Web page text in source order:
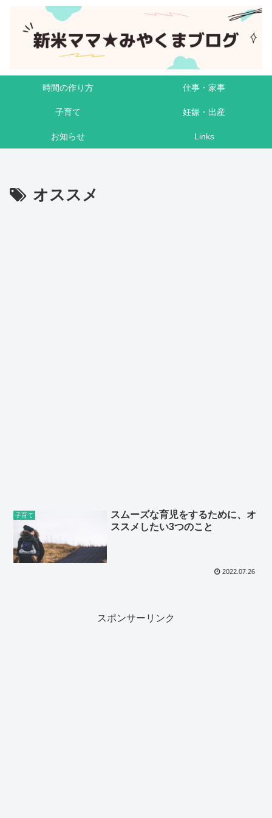
時間の作り方 仕事・家事
子育て 妊娠・出産
お知らせ Links
オススメ
子育て
スムーズな育児をするために、オ
ススメしたい3つのこと
2022.07.26
スポンサーリンク